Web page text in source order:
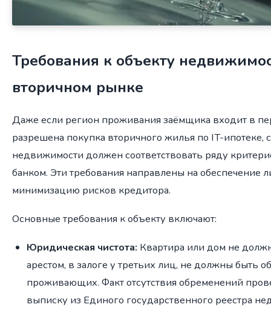
Требования к объекту
вторичном рынке
Даже если регион проживания заёмщика входит в
разрешена покупка вторичного жилья по IT-ипотеке,
недвижимости должен соответствовать ряду
банком. Эти требования направлены на обеспечение
минимизацию рисков кредитора.
Основные требования к объекту включают:
Юридическая чистота: Квартира или дом не
арестом, в залоге у третьих лиц, не должны быть
проживающих. Факт отсутствия обременений
выписку из Единого государственного реестра